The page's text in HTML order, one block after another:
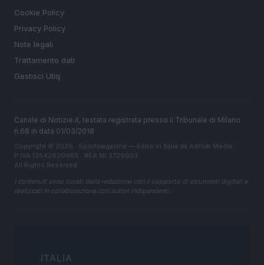
Cookie Policy
Privacy Policy
Note legali
Trattamento dati
Gestisci Utiq
Canale di Notizie.it, testata registrata presso il Tribunale di Milano
n.68 in data 01/03/2018
Copyright © 2026 · Sportmagazine — Edito in Italia da AdHub Media
P.IVA 13542920965 · REA MI 2729933
All Rights Reserved
I contenuti sono curati dalla redazione con il supporto di strumenti digitali e
realizzati in collaborazione con autori indipendenti.
ITALIA